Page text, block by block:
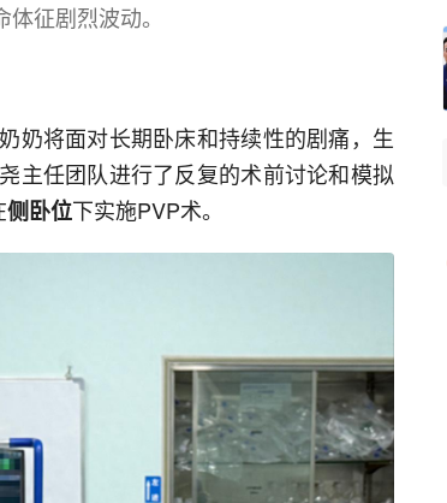
征剧烈波动。
奶将面对长期卧床和持续性的剧痛，生
主任团队进行了反复的术前讨论和模拟
侧卧位下实施PVP术。